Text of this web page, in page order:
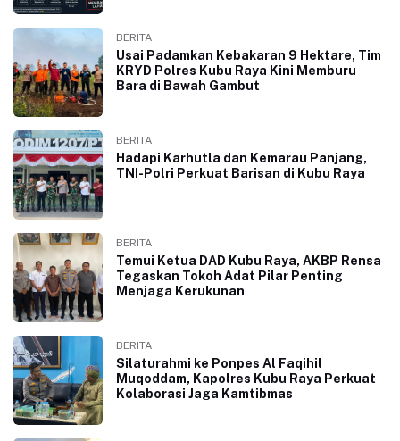
BERITA
Usai Padamkan Kebakaran 9 Hektare, Tim
KRYD Polres Kubu Raya Kini Memburu
Bara di Bawah Gambut
BERITA
Hadapi Karhutla dan Kemarau Panjang,
TNI-Polri Perkuat Barisan di Kubu Raya
BERITA
Temui Ketua DAD Kubu Raya, AKBP Rensa
Tegaskan Tokoh Adat Pilar Penting
Menjaga Kerukunan
BERITA
Silaturahmi ke Ponpes Al Faqihil
Muqoddam, Kapolres Kubu Raya Perkuat
Kolaborasi Jaga Kamtibmas